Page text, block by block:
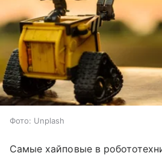
Фото: Unplash
Самые хайповые в